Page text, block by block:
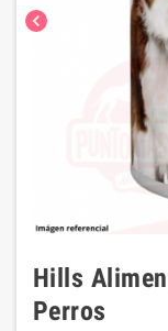
chevron_left
Hills
Perros